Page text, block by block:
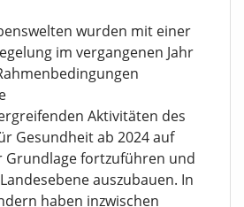
wurden mit einer
im vergangenen Jahr
Aktivitäten des
Gesundheit ab 2024 auf
Grundlage fortzuführen und
auszubauen. In
haben inzwischen